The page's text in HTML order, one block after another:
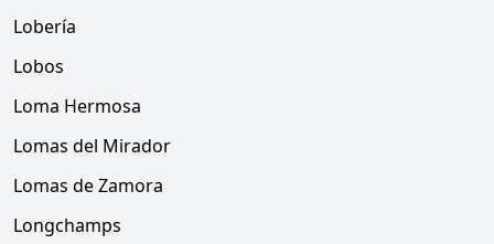
Lobería
Lobos
Loma Hermosa
Lomas del Mirador
Lomas de Zamora
Longchamps